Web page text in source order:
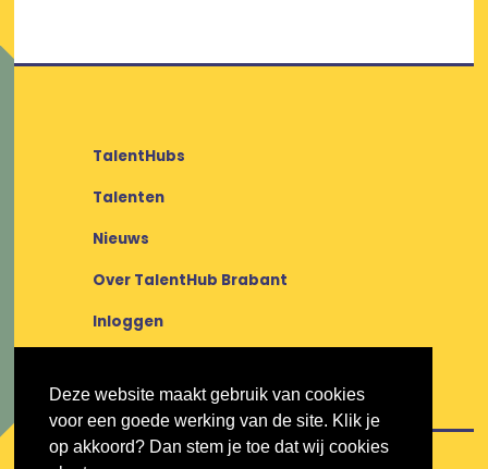
Deze website maakt gebruik van cookies
voor een goede werking van de site. Klik je
op akkoord? Dan stem je toe dat wij cookies
TalentHubs
Talenten
Nieuws
Over TalentHub Brabant
Inloggen